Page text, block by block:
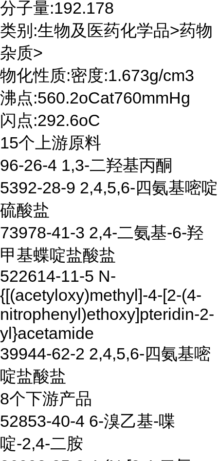
分子量:192.178
类别:生物及医药化学品>药物
杂质>
物化性质:密度:1.673g/cm3
沸点:560.2oCat760mmHg
闪点:292.6oC
15个上游原料
96-26-4 1,3-二羟基丙酮
5392-28-9 2,4,5,6-四氨基嘧啶
硫酸盐
73978-41-3 2,4-二氨基-6-羟
甲基蝶啶盐酸盐
522614-11-5 N-
{[(acetyloxy)methyl]-4-[2-(4-
nitrophenyl)ethoxy]pteridin-2-
yl}acetamide
39944-62-2 2,4,5,6-四氨基嘧
啶盐酸盐
8个下游产品
52853-40-4 6-溴乙基-喋
啶-2,4-二胺